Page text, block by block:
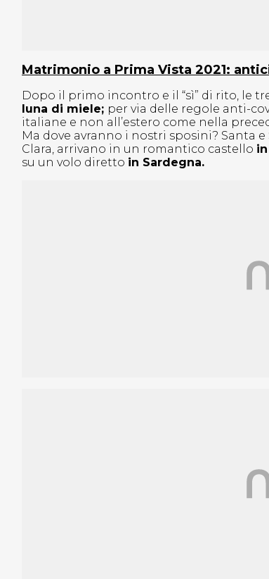
Matrimonio a Prima Vista 2021:
Dopo il primo incontro e il “sì” di rito, le
luna di miele; per via delle regole anti-
italiane e non all’estero come nella
Ma dove avranno i nostri sposini? Santa
Clara, arrivano in un romantico castello
su un volo diretto in Sardegna.